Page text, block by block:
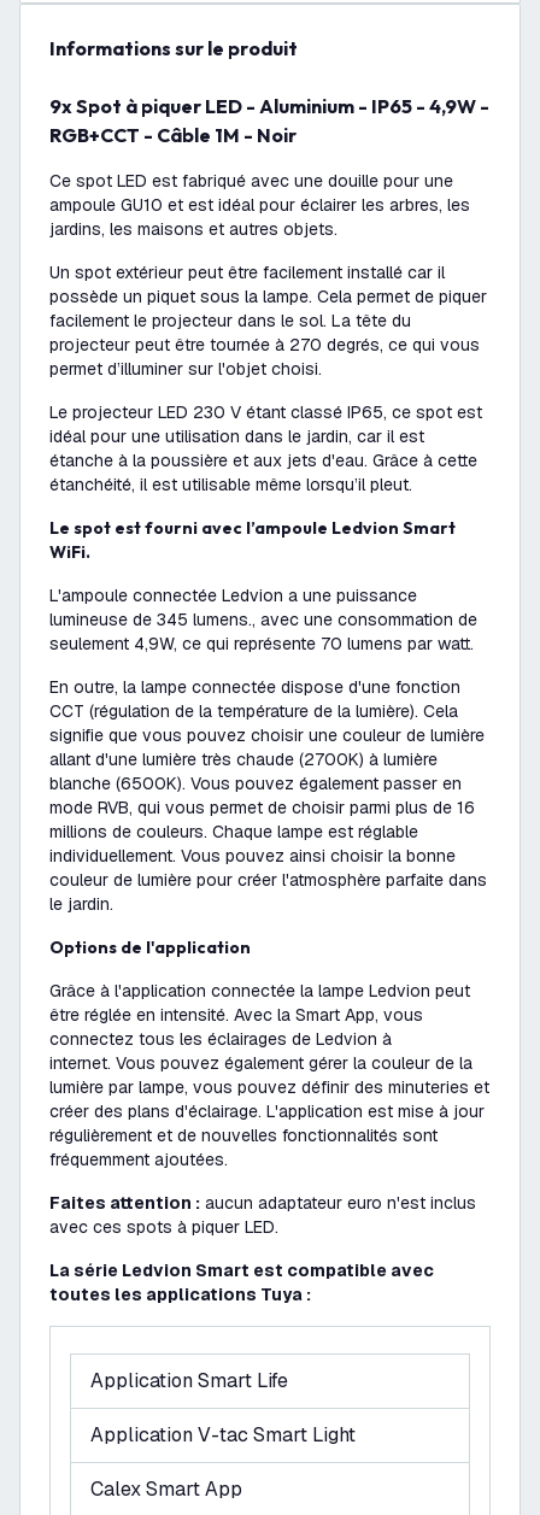
Informations sur le produit
9x Spot à piquer LED - Aluminium - IP65 - 4,9W -
RGB+CCT - Câble 1M - Noir
Ce spot LED est fabriqué avec une douille pour une
ampoule GU10 et est idéal pour éclairer les arbres, les
jardins, les maisons et autres objets.
Un spot extérieur peut être facilement installé car il
possède un piquet sous la lampe. Cela permet de piquer
facilement le projecteur dans le sol. La tête du
projecteur peut être tournée à 270 degrés, ce qui vous
permet d’illuminer sur l'objet choisi.
Le projecteur LED 230 V étant classé IP65, ce spot est
idéal pour une utilisation dans le jardin, car il est
étanche à la poussière et aux jets d'eau. Grâce à cette
étanchéité, il est utilisable même lorsqu’il pleut.
Le spot est fourni avec l’ampoule Ledvion Smart
WiFi.
L'ampoule connectée Ledvion a une puissance
lumineuse de 345 lumens., avec une consommation de
seulement 4,9W, ce qui représente 70 lumens par watt.
En outre, la lampe connectée dispose d'une fonction
CCT (régulation de la température de la lumière). Cela
signifie que vous pouvez choisir une couleur de lumière
allant d'une lumière très chaude (2700K) à lumière
blanche (6500K). Vous pouvez également passer en
mode RVB, qui vous permet de choisir parmi plus de 16
millions de couleurs. Chaque lampe est réglable
individuellement. Vous pouvez ainsi choisir la bonne
couleur de lumière pour créer l'atmosphère parfaite dans
le jardin.
Options de l'application
Grâce à l'application connectée la lampe Ledvion peut
être réglée en intensité. Avec la Smart App, vous
connectez tous les éclairages de Ledvion à
internet. Vous pouvez également gérer la couleur de la
lumière par lampe, vous pouvez définir des minuteries et
créer des plans d'éclairage. L'application est mise à jour
régulièrement et de nouvelles fonctionnalités sont
fréquemment ajoutées.
Faites attention : aucun adaptateur euro n'est inclus
avec ces spots à piquer LED.
La série Ledvion Smart est compatible avec
toutes les applications Tuya :
Application Smart Life
Application V-tac Smart Light
Calex Smart App